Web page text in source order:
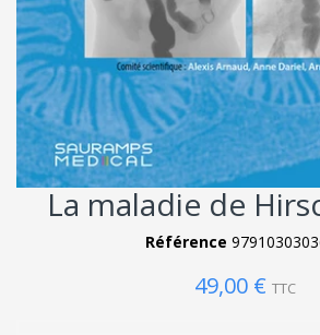
La maladie de
Référence
49,00 € TTC